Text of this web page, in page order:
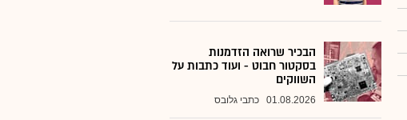
הבכיר שרואה הזדמנות
בסקטור חבוט - ועוד כתבות על
השווקים
01.08.2026 כתבי גלובס